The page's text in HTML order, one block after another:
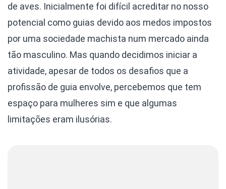
de aves. Inicialmente foi difícil acreditar no nosso
potencial como guias devido aos medos impostos
por uma sociedade machista num mercado ainda
tão masculino. Mas quando decidimos iniciar a
atividade, apesar de todos os desafios que a
profissão de guia envolve, percebemos que tem
espaço para mulheres sim e que algumas
limitações eram ilusórias.